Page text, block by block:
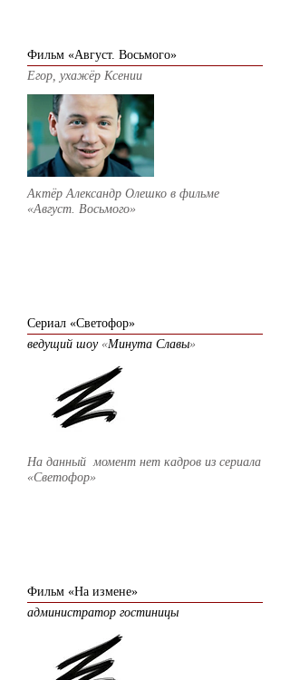
Фильм «Август. Восьмого»
Егор, ухажёр Ксении
Актёр Александр Олешко в фильме
«Август. Восьмого»
Сериал «Светофор»
ведущий шоу «Минута Славы»
На данный момент нет кадров из сериала
«Светофор»
Фильм «На измене»
администратор гостиницы